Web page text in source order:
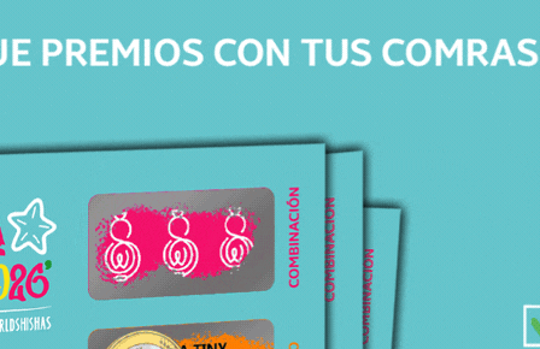
Av. de Barberà, 306
Lunes a sábado
(11:00-14:00h/17:00-21:00h)
Síguenos en: